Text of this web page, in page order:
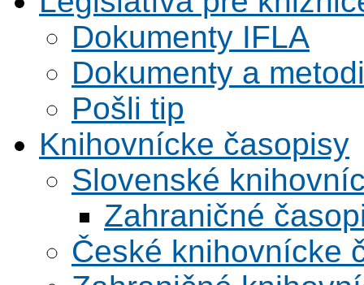
Dokumenty IFLA
Dokumenty a
Pošli tip
Knihovnícke časopisy
Slovenské
Zahraničné
České knihovnícke